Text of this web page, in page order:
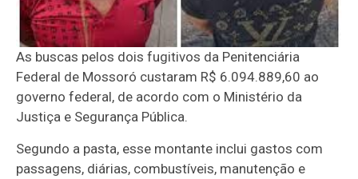
As buscas pelos dois fugitivos da Penitenciária
Federal de Mossoró custaram R$ 6.094.889,60 ao
governo federal, de acordo com o Ministério da
Justiça e Segurança Pública.
Segundo a pasta, esse montante inclui gastos com
passagens, diárias, combustíveis, manutenção e